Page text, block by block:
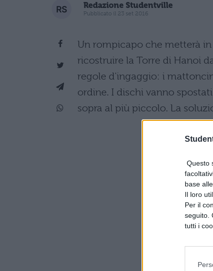
Questo
base
Il loro
Per il
seguito.
tutti i
Redazione Studentville
Pubblicato il 23 set 2016
Un rompicapo che metterà
ricostruire la Torre di Hanoi
regole d'ingaggio: i
ordine. I dischi vanno
sopra al più piccolo. La